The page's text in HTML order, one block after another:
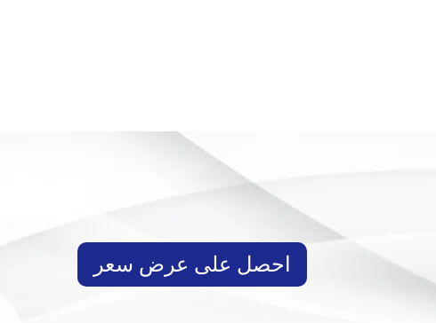
احصل على عرض سعر